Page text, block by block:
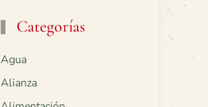
Categorías
Agua
Alianza